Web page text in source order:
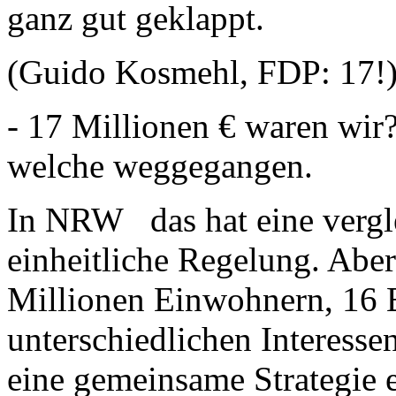
ganz gut geklappt.
(Guido Kosmehl, FDP:
- 17 Millionen € waren
welche weggegangen.
In NRW das hat eine
einheitliche Regelung.
Millionen Einwohnern, 16
unterschiedlichen
eine gemeinsame Strategie